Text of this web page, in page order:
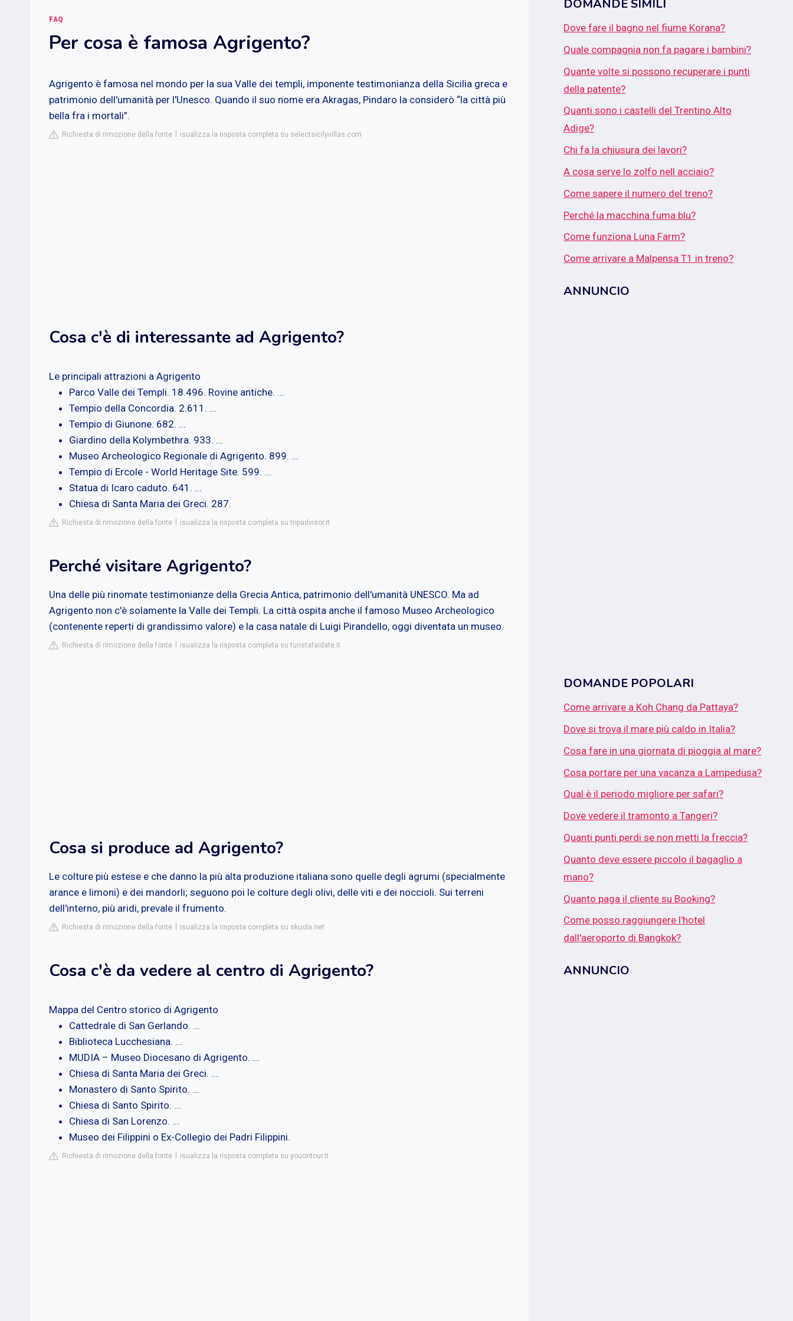
FAQ
Per cosa è famosa Agrigento?
Agrigento è famosa nel mondo per la sua Valle dei templi, imponente testimonianza della Sicilia greca e
patrimonio dell'umanità per l'Unesco. Quando il suo nome era Akragas, Pindaro la considerò “la città più
bella fra i mortali”.
Richiesta di rimozione della fonte isualizza la risposta completa su selectsicilyvillas.com
Cosa c'è di interessante ad Agrigento?
Le principali attrazioni a Agrigento
Parco Valle dei Templi. 18.496. Rovine antiche. ...
Tempio della Concordia. 2.611. ...
Tempio di Giunone. 682. ...
Giardino della Kolymbethra. 933. ...
Museo Archeologico Regionale di Agrigento. 899. ...
Tempio di Ercole - World Heritage Site. 599. ...
Statua di Icaro caduto. 641. ...
Chiesa di Santa Maria dei Greci. 287.
Richiesta di rimozione della fonte isualizza la risposta completa su tripadvisor.it
Perché visitare Agrigento?
Una delle più rinomate testimonianze della Grecia Antica, patrimonio dell'umanità UNESCO. Ma ad
Agrigento non c'è solamente la Valle dei Templi. La città ospita anche il famoso Museo Archeologico
(contenente reperti di grandissimo valore) e la casa natale di Luigi Pirandello, oggi diventata un museo.
Richiesta di rimozione della fonte isualizza la risposta completa su turistafaidate.it
Cosa si produce ad Agrigento?
Le colture più estese e che danno la più alta produzione italiana sono quelle degli agrumi (specialmente
arance e limoni) e dei mandorli; seguono poi le colture degli olivi, delle viti e dei noccioli. Sui terreni
dell'interno, più aridi, prevale il frumento.
Richiesta di rimozione della fonte isualizza la risposta completa su skuola.net
Cosa c'è da vedere al centro di Agrigento?
Mappa del Centro storico di Agrigento
Cattedrale di San Gerlando. ...
Biblioteca Lucchesiana. ...
MUDIA – Museo Diocesano di Agrigento. ...
Chiesa di Santa Maria dei Greci. ...
Monastero di Santo Spirito. ...
Chiesa di Santo Spirito. ...
Chiesa di San Lorenzo. ...
Museo dei Filippini o Ex-Collegio dei Padri Filippini.
Richiesta di rimozione della fonte isualizza la risposta completa su youontour.it
DOMANDE SIMILI
Dove fare il bagno nel fiume Korana?
Quale compagnia non fa pagare i bambini?
Quante volte si possono recuperare i punti
della patente?
Quanti sono i castelli del Trentino Alto
Adige?
Chi fa la chiusura dei lavori?
A cosa serve lo zolfo nell acciaio?
Come sapere il numero del treno?
Perché la macchina fuma blu?
Come funziona Luna Farm?
Come arrivare a Malpensa T1 in treno?
ANNUNCIO
DOMANDE POPOLARI
Come arrivare a Koh Chang da Pattaya?
Dove si trova il mare più caldo in Italia?
Cosa fare in una giornata di pioggia al mare?
Cosa portare per una vacanza a Lampedusa?
Qual è il periodo migliore per safari?
Dove vedere il tramonto a Tangeri?
Quanti punti perdi se non metti la freccia?
Quanto deve essere piccolo il bagaglio a
mano?
Quanto paga il cliente su Booking?
Come posso raggiungere l'hotel
dall'aeroporto di Bangkok?
ANNUNCIO